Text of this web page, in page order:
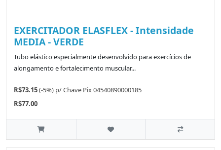
EXERCITADOR ELASFLEX - Intensidade
MEDIA - VERDE
Tubo elástico especialmente desenvolvido para exercícios de
alongamento e fortalecimento muscular...
R$73.15(-5%) p/Chave Pix 04540890000185
R$77.00